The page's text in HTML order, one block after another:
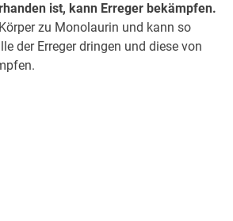
ist, kann Erreger bekämpfen.
zu Monolaurin und kann so
der Erreger dringen und diese von